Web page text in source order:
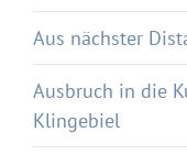
Aus nächster
Ausbruch in die
Klingebiel